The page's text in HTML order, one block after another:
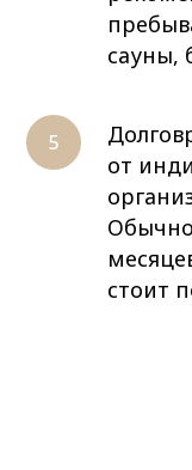
сауны,
от
Обычно
стоит